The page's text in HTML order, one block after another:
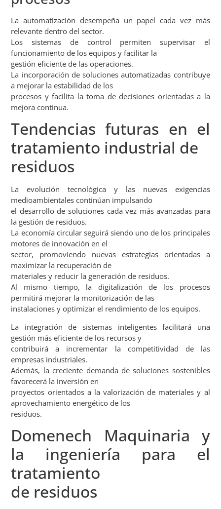
La automatización desempeña un papel cada vez más
relevante dentro del sector.
Los sistemas de control permiten supervisar el
funcionamiento de los equipos y facilitar la
gestión eficiente de las operaciones.
La incorporación de soluciones automatizadas contribuye
a mejorar la estabilidad de los
procesos y facilita la toma de decisiones orientadas a la
mejora continua.
Tendencias futuras en el
tratamiento industrial de
residuos
La evolución tecnológica y las nuevas exigencias
medioambientales continúan impulsando
el desarrollo de soluciones cada vez más avanzadas para
la gestión de residuos.
La economía circular seguirá siendo uno de los principales
motores de innovación en el
sector, promoviendo nuevas estrategias orientadas a
maximizar la recuperación de
materiales y reducir la generación de residuos.
Al mismo tiempo, la digitalización de los procesos
permitirá mejorar la monitorización de las
instalaciones y optimizar el rendimiento de los equipos.
La integración de sistemas inteligentes facilitará una
gestión más eficiente de los recursos y
contribuirá a incrementar la competitividad de las
empresas industriales.
Además, la creciente demanda de soluciones sostenibles
favorecerá la inversión en
proyectos orientados a la valorización de materiales y al
aprovechamiento energético de los
residuos.
Domenech Maquinaria y
la ingeniería para el
tratamiento
de residuos